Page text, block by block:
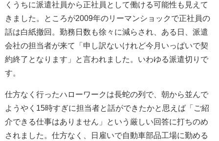
くうちに派遣社員から正社員として働ける可能性も見えて
きました。ところが2009年のリーマンショックで正社員の
話は白紙撤回。勤務日数も徐々に減らされ、ある日、派遣
会社の担当者が来て「申し訳ないけれど今月いっぱいで契
約終了となります」と言われました。いわゆる派遣切りで
す。
仕方なく行ったハローワークは長蛇の列で、朝から並んで
ようやく15時すぎに担当者と話ができたかと思えば「ご紹
介できる仕事はありません」という厳しい回答に打ちのめ
されました。仕方なく、日雇いで自動車部品工場に勤める